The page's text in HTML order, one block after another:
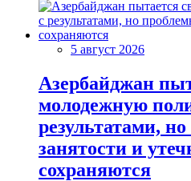
5 август 2026
Азербайджан
молодежную
результатами,
занятости и
сохраняются